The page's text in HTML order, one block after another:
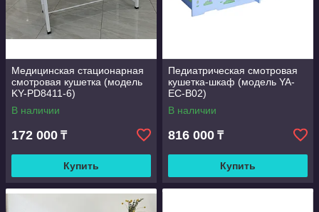
Медицинская стационарная
смотровая кушетка (модель
KY-PD8411-6)
В наличии
172 000 ₸
Купить
Педиатрическая смотровая
кушетка-шкаф (модель YA-
EC-B02)
В наличии
816 000 ₸
Купить